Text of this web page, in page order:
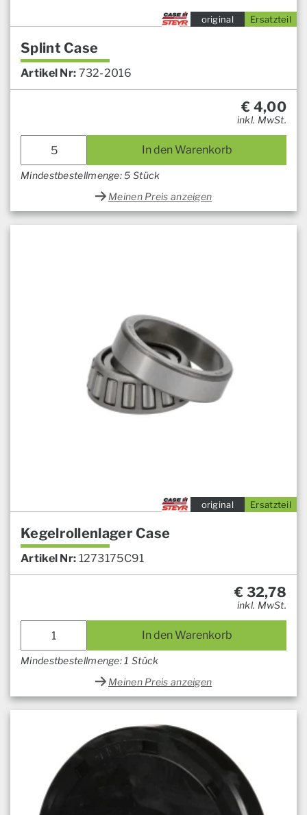
Ersatzteil
original
Splint Case
Artikel Nr: 732-2016
€ 4,00
inkl. MwSt.
In den Warenkorb
Mindestbestellmenge: 5 Stück
Meinen Preis anzeigen
Ersatzteil
original
Kegelrollenlager Case
Artikel Nr: 1273175C91
€ 32,78
inkl. MwSt.
In den Warenkorb
Mindestbestellmenge: 1 Stück
Meinen Preis anzeigen